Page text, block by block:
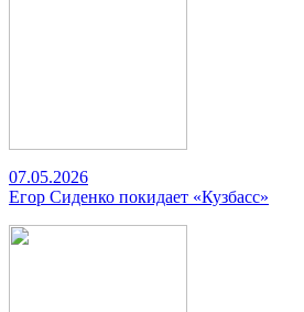
07.05.2026
Егор Сиденко покидает «Кузбасс»